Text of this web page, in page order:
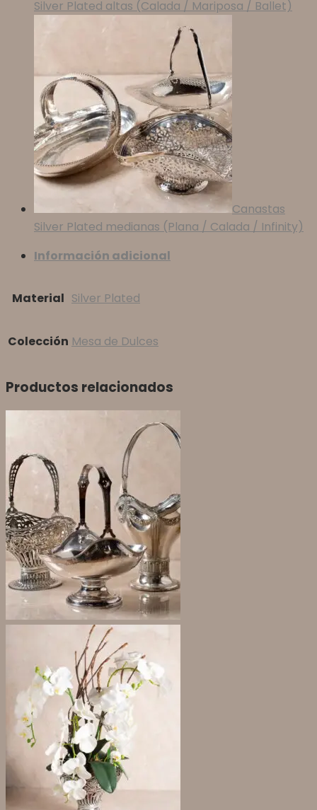
Silver Plated altas (Calada / Mariposa / Ballet)
Canastas
Silver Plated medianas (Plana / Calada / Infinity)
Información adicional
Material Silver Plated
Colección Mesa de Dulces
Productos relacionados